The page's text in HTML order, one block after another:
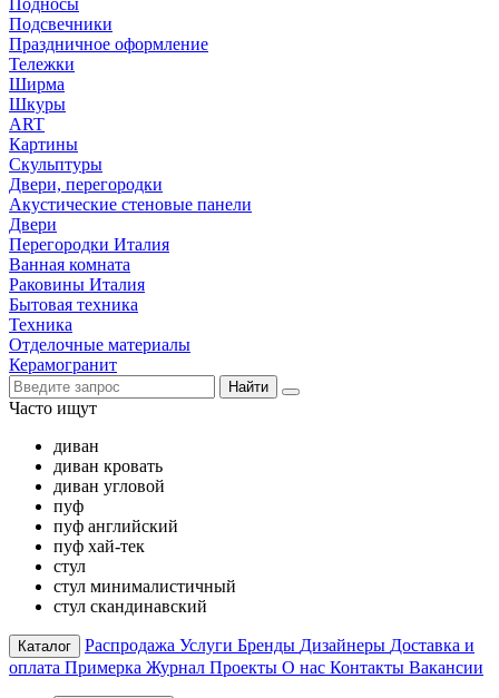
Подносы
Подсвечники
Праздничное оформление
Тележки
Ширма
Шкуры
ART
Картины
Скульптуры
Двери, перегородки
Акустические стеновые панели
Двери
Перегородки Италия
Ванная комната
Раковины Италия
Бытовая техника
Техника
Отделочные материалы
Керамогранит
Найти
Часто ищут
диван
диван кровать
диван угловой
пуф
пуф английский
пуф хай-тек
стул
стул минималистичный
стул скандинавский
Каталог Распродажа Услуги Бренды Дизайнеры Доставка и
оплата Примерка Журнал Проекты О нас Контакты Вакансии